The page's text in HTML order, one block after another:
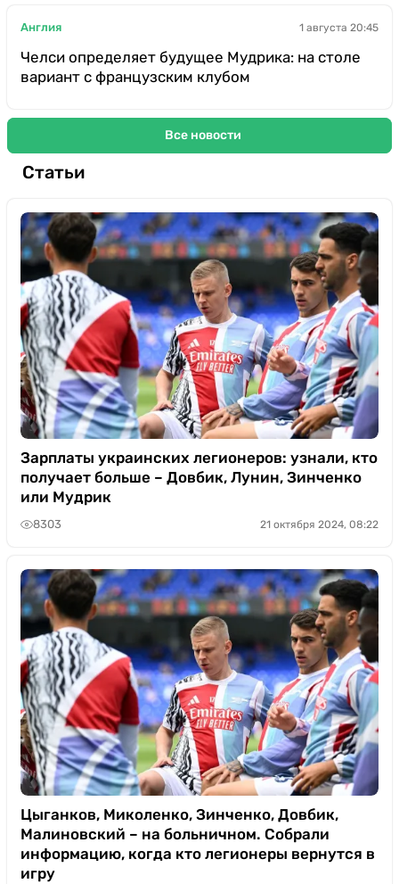
Англия 1 августа 20:45
Челси определяет будущее Мудрика: на столе
вариант с французским клубом
Все новости
Статьи
Зарплаты украинских легионеров: узнали, кто
получает больше – Довбик, Лунин, Зинченко
или Мудрик
8303 21 октября 2024, 08:22
Цыганков, Миколенко, Зинченко, Довбик,
Малиновский – на больничном. Собрали
информацию, когда кто легионеры вернутся в
игру